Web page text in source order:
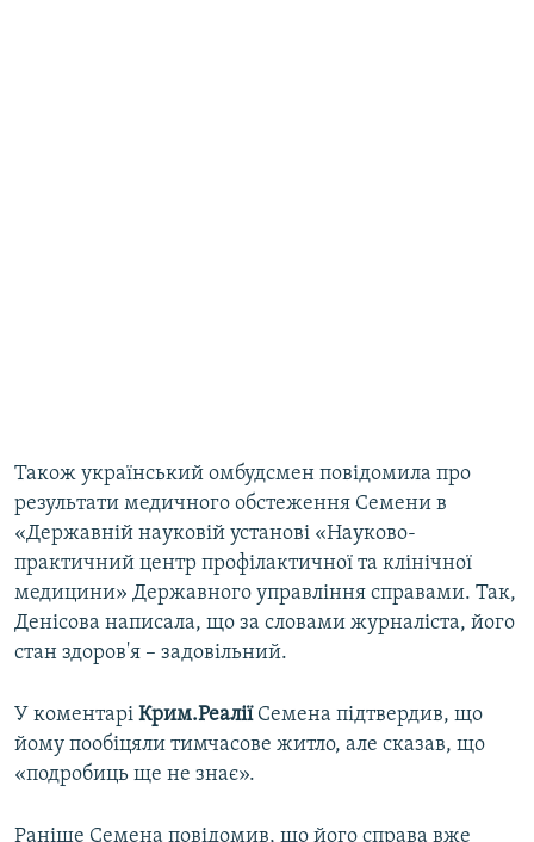
Також український омбудсмен повідомила про
результати медичного обстеження Семени в
«Державній науковій установі «Науково-
практичний центр профілактичної та клінічної
медицини» Державного управління справами. Так,
Денісова написала, що за словами журналіста, його
стан здоров'я – задовільний.
У коментарі Крим.РеаліїСемена підтвердив, що
йому пообіцяли тимчасове житло, але сказав, що
«подробиць ще не знає».
Раніше Семена повідомив, що його справа вже